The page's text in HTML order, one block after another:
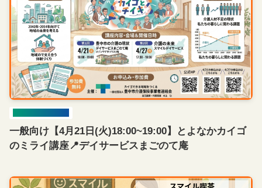
一般向け【4月21日(火)18:00~19:00】とよなかカイゴ
のミライ講座📍デイサービスまごのて庵